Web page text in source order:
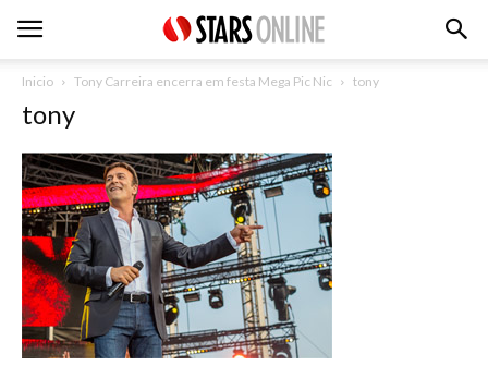
Inicio Tony Carreira encerra em festa Mega Pic Nic tony
tony